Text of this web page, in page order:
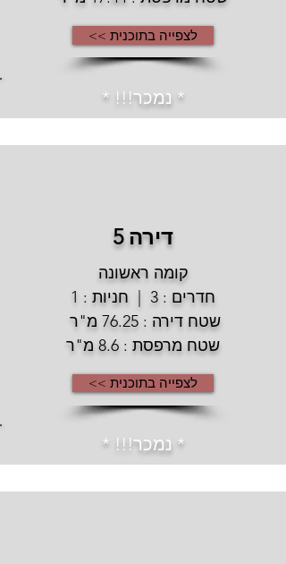
לצפייה בתוכנית >>
* נמכר!!! *
דירה 5
קומה ראשונה
חדרים : 3 | חניות : 1
שטח דירה : 76.25 מ"ר
שטח מרפסת : 8.6 מ"ר
לצפייה בתוכנית >>
* נמכר!!! *